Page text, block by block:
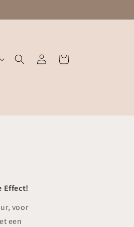
InloggenWinkelwagen
Effect!
voor
een